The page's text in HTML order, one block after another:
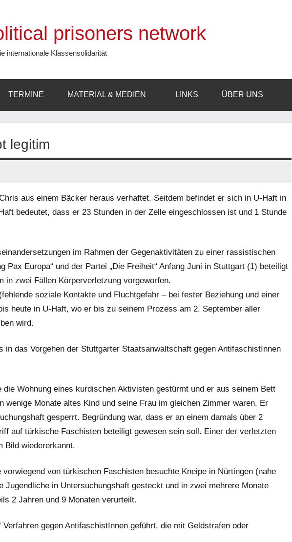
prisoners network
internationale Klassensolidarität
TERMINE MATERIAL & MEDIEN LINKS ÜBER UNS
legitim
aus einem Bäcker heraus verhaftet. Seitdem befindet er sich in U-Haft in
bedeutet, dass er 23 Stunden in der Zelle eingeschlossen ist und 1 Stunde
im Rahmen der Gegenaktivitäten zu einer rassistischen
Pax Europa“ und der Partei „Die Freiheit“ Anfang Juni in Stuttgart (1) beteiligt
in zwei Fällen Körperverletzung vorgeworfen.
soziale Kontakte und Fluchtgefahr – bei fester Beziehung und einer
heute in U-Haft, wo er bis zu seinem Prozess am 2. September aller
wird.
in das Vorgehen der Stuttgarter Staatsanwaltschaft gegen AntifaschistInnen
die Wohnung eines kurdischen Aktivisten gestürmt und er aus seinem Bett
wenige Monate altes Kind und seine Frau im gleichen Zimmer waren. Er
gesperrt. Begründung war, dass er an einem damals über 2
auf türkische Faschisten beteiligt gewesen sein soll. Einer der verletzten
Bild wiedererkannt.
von türkischen Faschisten besuchte Kneipe in Nürtingen (nahe
Jugendliche in Untersuchungshaft gesteckt und in zwei mehrere Monate
2 Jahren und 9 Monaten verurteilt.
Verfahren gegen AntifaschistInnen geführt, die mit Geldstrafen oder